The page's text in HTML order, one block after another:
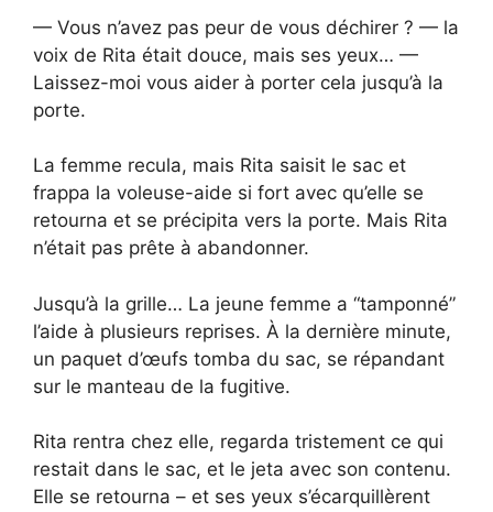
— Vous n’avez pas peur de vous déchirer ? — la
voix de Rita était douce, mais ses yeux… —
Laissez-moi vous aider à porter cela jusqu’à la
porte.
La femme recula, mais Rita saisit le sac et
frappa la voleuse-aide si fort avec qu’elle se
retourna et se précipita vers la porte. Mais Rita
n’était pas prête à abandonner.
Jusqu’à la grille… La jeune femme a “tamponné”
l’aide à plusieurs reprises. À la dernière minute,
un paquet d’œufs tomba du sac, se répandant
sur le manteau de la fugitive.
Rita rentra chez elle, regarda tristement ce qui
restait dans le sac, et le jeta avec son contenu.
Elle se retourna – et ses yeux s’écarquillèrent